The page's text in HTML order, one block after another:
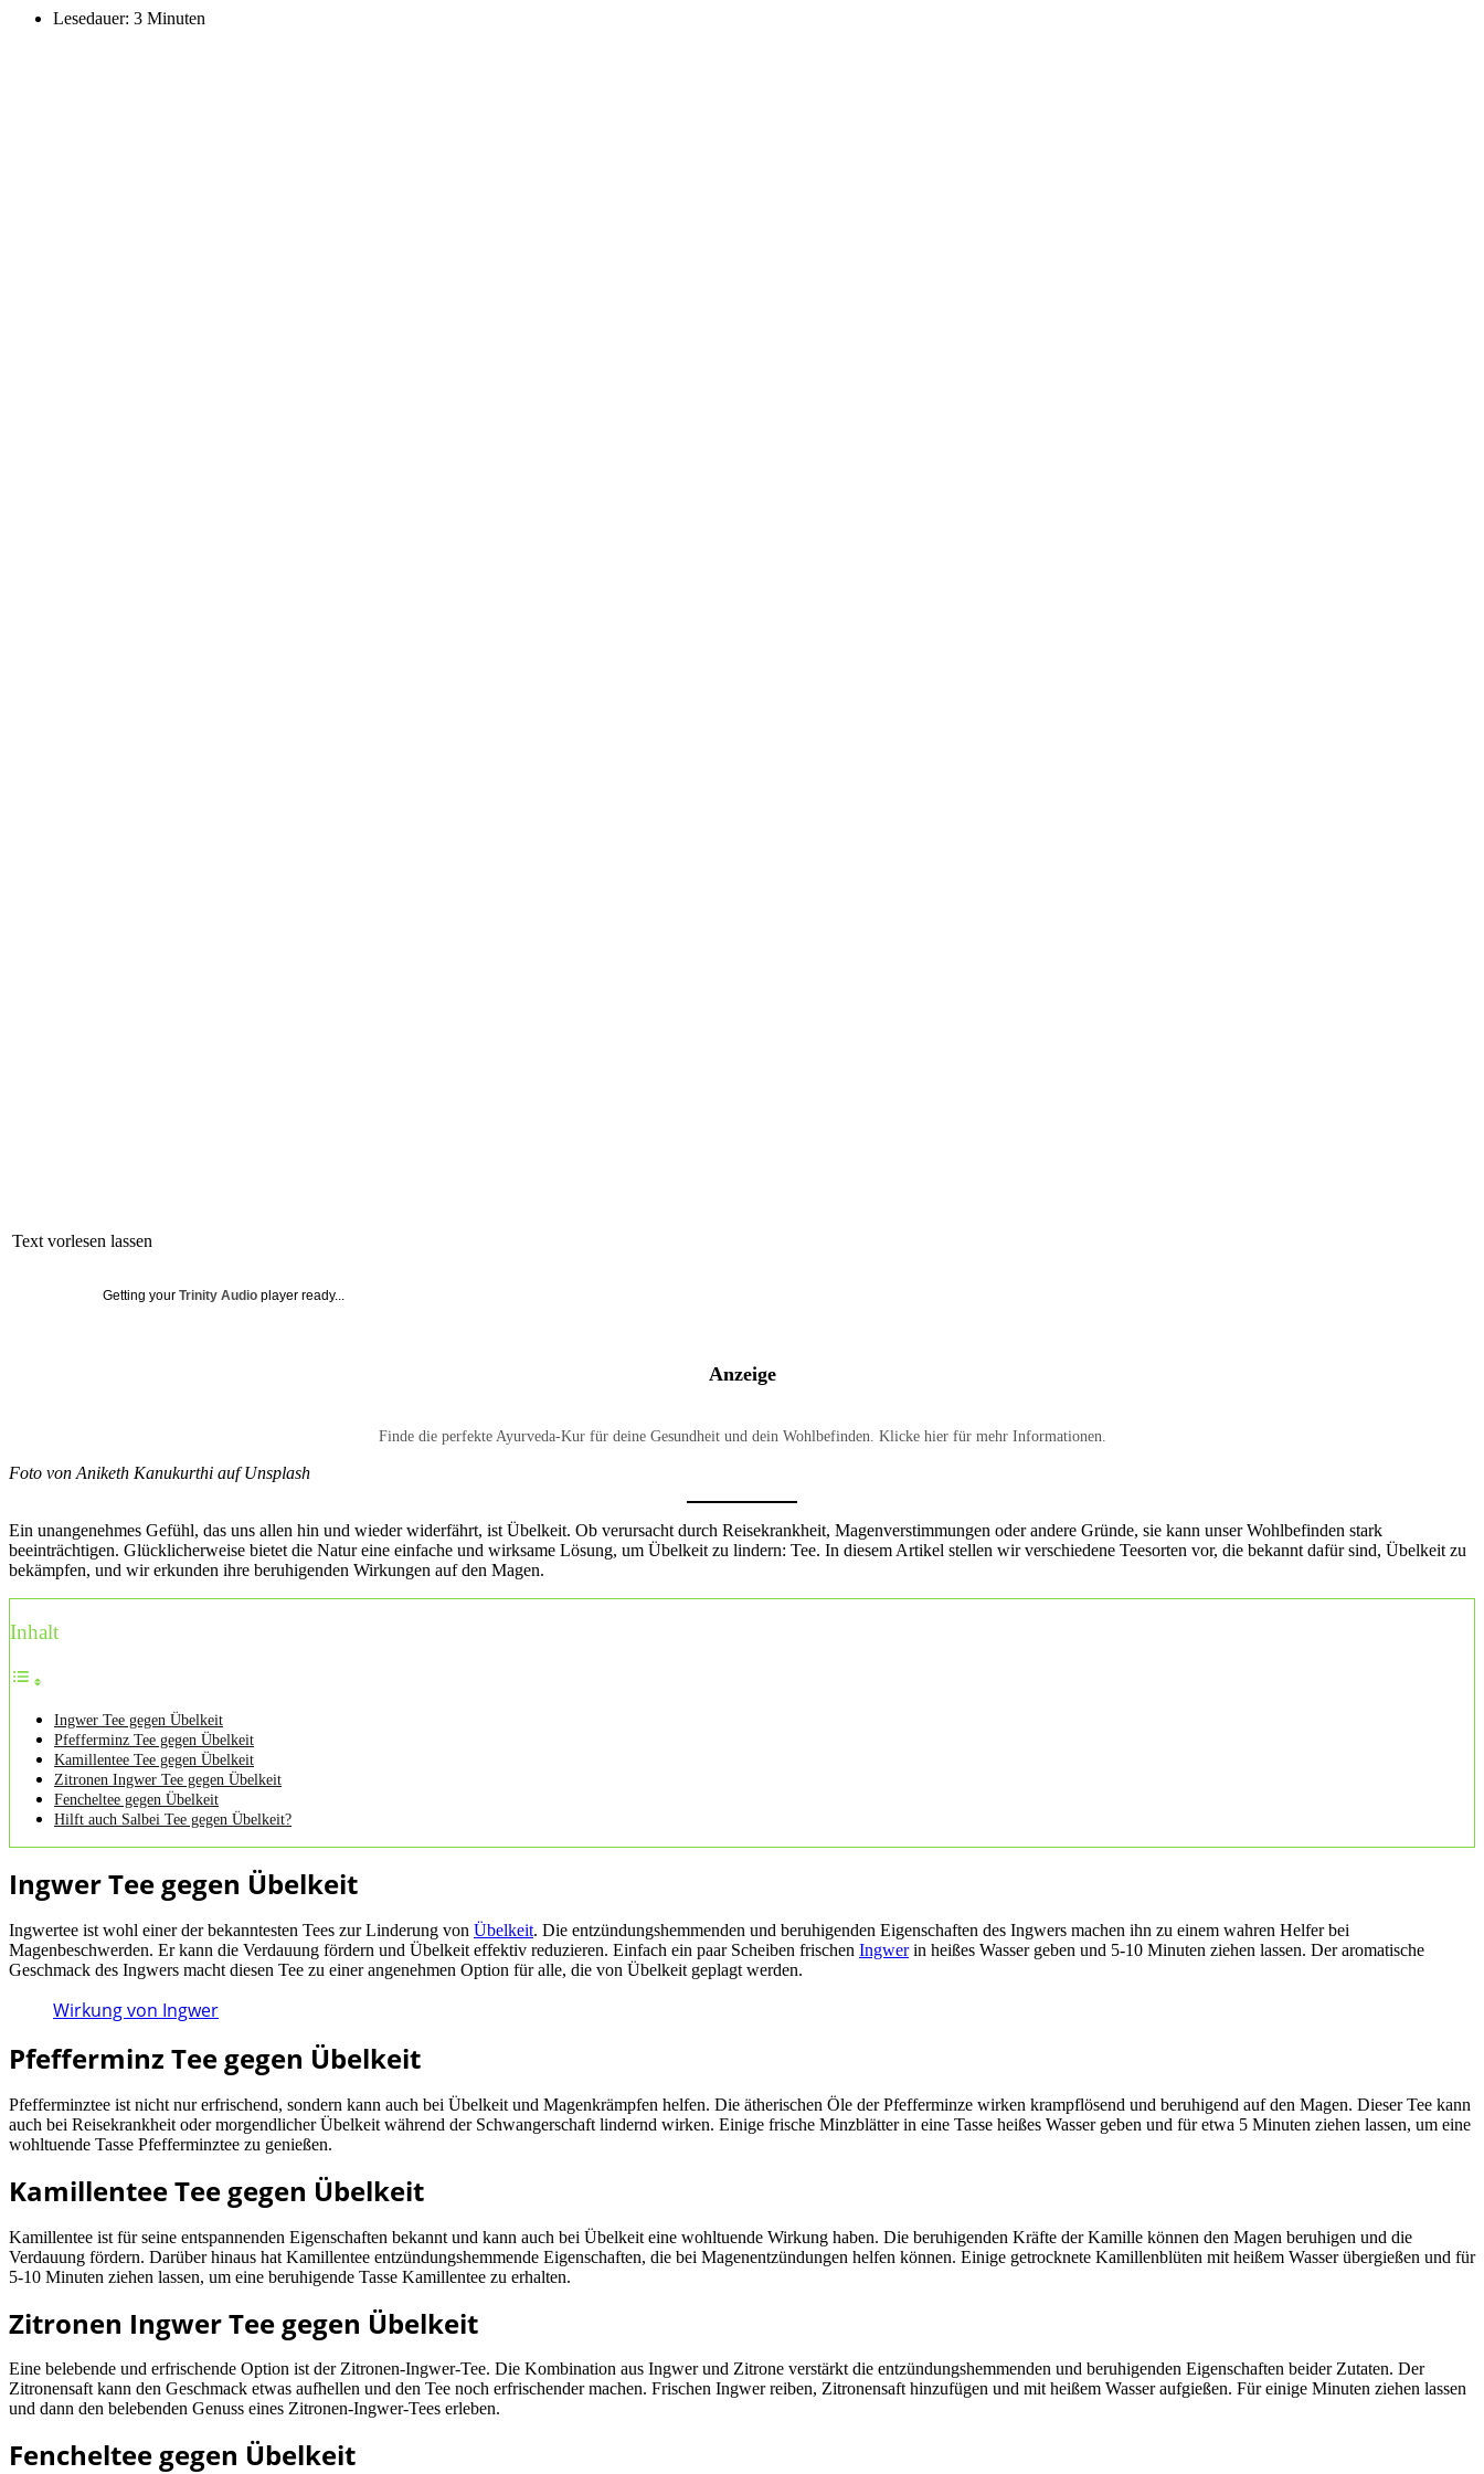
Lesedauer: 3 Minuten
Text vorlesen lassen
Getting your Trinity Audio player ready...
Anzeige
Finde die perfekte Ayurveda-Kur für deine Gesundheit und dein Wohlbefinden. Klicke hier für mehr Informationen.
Foto von Aniketh Kanukurthi auf Unsplash
Ein unangenehmes Gefühl, das uns allen hin und wieder widerfährt, ist Übelkeit. Ob verursacht durch Reisekrankheit, Magenverstimmungen oder andere Gründe, sie kann unser Wohlbefinden stark
beeinträchtigen. Glücklicherweise bietet die Natur eine einfache und wirksame Lösung, um Übelkeit zu lindern: Tee. In diesem Artikel stellen wir verschiedene Teesorten vor, die bekannt dafür sind, Übelkeit zu
bekämpfen, und wir erkunden ihre beruhigenden Wirkungen auf den Magen.
Inhalt
Ingwer Tee gegen Übelkeit
Pfefferminz Tee gegen Übelkeit
Kamillentee Tee gegen Übelkeit
Zitronen Ingwer Tee gegen Übelkeit
Fencheltee gegen Übelkeit
Hilft auch Salbei Tee gegen Übelkeit?
Ingwer Tee gegen Übelkeit
Ingwertee ist wohl einer der bekanntesten Tees zur Linderung von Übelkeit. Die entzündungshemmenden und beruhigenden Eigenschaften des Ingwers machen ihn zu einem wahren Helfer bei
Magenbeschwerden. Er kann die Verdauung fördern und Übelkeit effektiv reduzieren. Einfach ein paar Scheiben frischen Ingwerin heißes Wasser geben und 5-10 Minuten ziehen lassen. Der aromatische
Geschmack des Ingwers macht diesen Tee zu einer angenehmen Option für alle, die von Übelkeit geplagt werden.
Wirkung von Ingwer
Pfefferminz Tee gegen Übelkeit
Pfefferminztee ist nicht nur erfrischend, sondern kann auch bei Übelkeit und Magenkrämpfen helfen. Die ätherischen Öle der Pfefferminze wirken krampflösend und beruhigend auf den Magen. Dieser Tee kann
auch bei Reisekrankheit oder morgendlicher Übelkeit während der Schwangerschaft lindernd wirken. Einige frische Minzblätter in eine Tasse heißes Wasser geben und für etwa 5 Minuten ziehen lassen, um eine
wohltuende Tasse Pfefferminztee zu genießen.
Kamillentee Tee gegen Übelkeit
Kamillentee ist für seine entspannenden Eigenschaften bekannt und kann auch bei Übelkeit eine wohltuende Wirkung haben. Die beruhigenden Kräfte der Kamille können den Magen beruhigen und die
Verdauung fördern. Darüber hinaus hat Kamillentee entzündungshemmende Eigenschaften, die bei Magenentzündungen helfen können. Einige getrocknete Kamillenblüten mit heißem Wasser übergießen und für
5-10 Minuten ziehen lassen, um eine beruhigende Tasse Kamillentee zu erhalten.
Zitronen Ingwer Tee gegen Übelkeit
Eine belebende und erfrischende Option ist der Zitronen-Ingwer-Tee. Die Kombination aus Ingwer und Zitrone verstärkt die entzündungshemmenden und beruhigenden Eigenschaften beider Zutaten. Der
Zitronensaft kann den Geschmack etwas aufhellen und den Tee noch erfrischender machen. Frischen Ingwer reiben, Zitronensaft hinzufügen und mit heißem Wasser aufgießen. Für einige Minuten ziehen lassen
und dann den belebenden Genuss eines Zitronen-Ingwer-Tees erleben.
Fencheltee gegen Übelkeit